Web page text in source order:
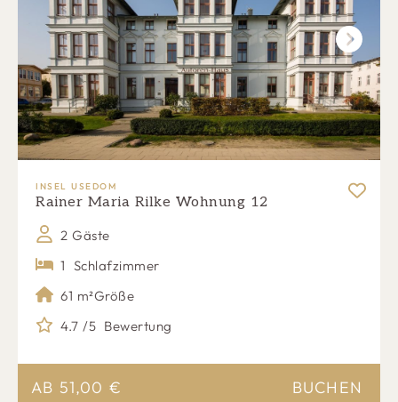
Next
INSEL USEDOM
Rainer Maria Rilke Wohnung 12
2 Gäste
1 Schlafzimmer
61 m²Größe
4.7 /5 Bewertung
AB 51,00 € BUCHEN